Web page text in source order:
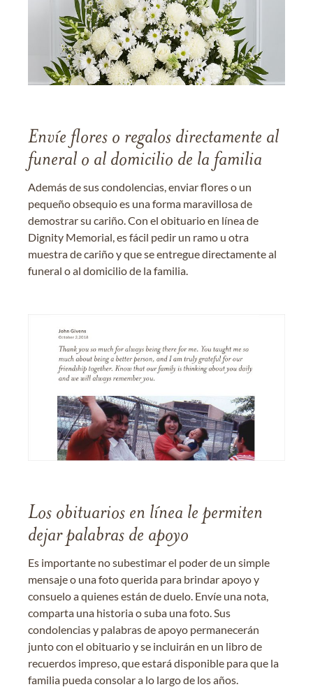
Envíe flores o regalos directamente al
funeral o al domicilio de la familia
Además de sus condolencias, enviar flores o un
pequeño obsequio es una forma maravillosa de
demostrar su cariño. Con el obituario en línea de
Dignity Memorial, es fácil pedir un ramo u otra
muestra de cariño y que se entregue directamente al
funeral o al domicilio de la familia.
Los obituarios en línea le permiten
dejar palabras de apoyo
Es importante no subestimar el poder de un simple
mensaje o una foto querida para brindar apoyo y
consuelo a quienes están de duelo. Envíe una nota,
comparta una historia o suba una foto. Sus
condolencias y palabras de apoyo permanecerán
junto con el obituario y se incluirán en un libro de
recuerdos impreso, que estará disponible para que la
familia pueda consolar a lo largo de los años.